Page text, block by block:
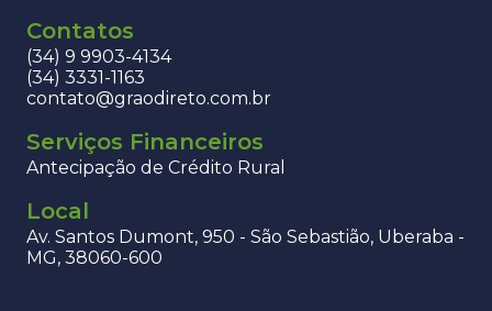
Contatos
(34) 9 9903-4134
(34) 3331-1163
contato@graodireto.com.br
Serviços Financeiros
Antecipação de Crédito Rural
Local
Av. Santos Dumont, 950 - São Sebastião, Uberaba -
MG, 38060-600